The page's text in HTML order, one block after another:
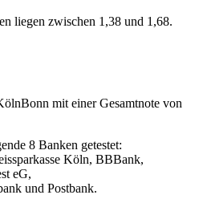
liegen zwischen 1,38 und 1,68.
mit einer Gesamtnote von
8 Banken getestet:
Köln, BBBank,
eG,
und Postbank.